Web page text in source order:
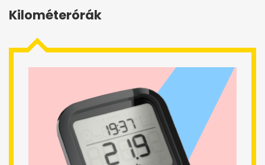
Kilométerórák